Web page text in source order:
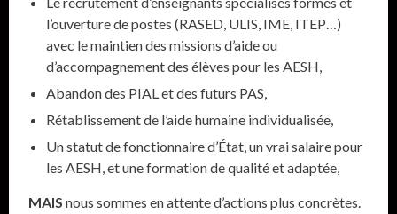
l’ouverture de postes (RASED, ULIS, IME, ITEP…)
avec le maintien des missions d’aide ou
d’accompagnement des élèves pour les AESH,
Abandon des PIAL et des futurs PAS,
Rétablissement de l’aide humaine individualisée,
Un statut de fonctionnaire d’État, un vrai salaire pour
les AESH, et une formation de qualité et adaptée,
MAISnous sommes en attente d’actions plus concrètes.